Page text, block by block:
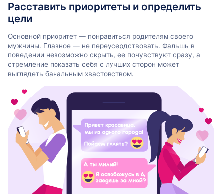
Расставить приоритеты и определить
цели
Основной приоритет — понравиться родителям своего
мужчины. Главное — не переусердствовать. Фальшь в
поведении невозможно скрыть, ее почувствуют сразу, а
стремление показать себя с лучших сторон может
выглядеть банальным хвастовством.